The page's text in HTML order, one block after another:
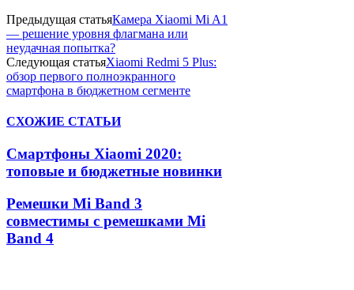
Предыдущая статьяКамера Xiaomi Mi A1
— решение уровня флагмана или
неудачная попытка?
Следующая статьяXiaomi Redmi 5 Plus:
обзор первого полноэкранного
смартфона в бюджетном сегменте
СХОЖИЕ СТАТЬИ
Смартфоны Xiaomi 2020:
топовые и бюджетные новинки
Ремешки Mi Band 3
совместимы с ремешками Mi
Band 4